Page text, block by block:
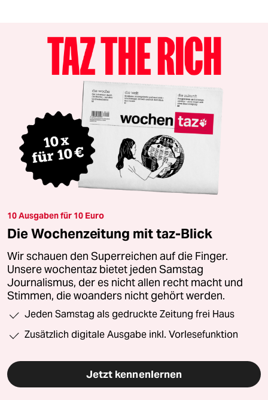
10 Ausgaben für 10 Euro
Die Wochenzeitung mit taz-Blick
Wir schauen den Superreichen auf die Finger.
Unsere wochentaz bietet jeden Samstag
Journalismus, der es nicht allen recht macht und
Stimmen, die woanders nicht gehört werden.
Jeden Samstag als gedruckte Zeitung frei Haus
Zusätzlich digitale Ausgabe inkl. Vorlesefunktion
Jetzt kennenlernen